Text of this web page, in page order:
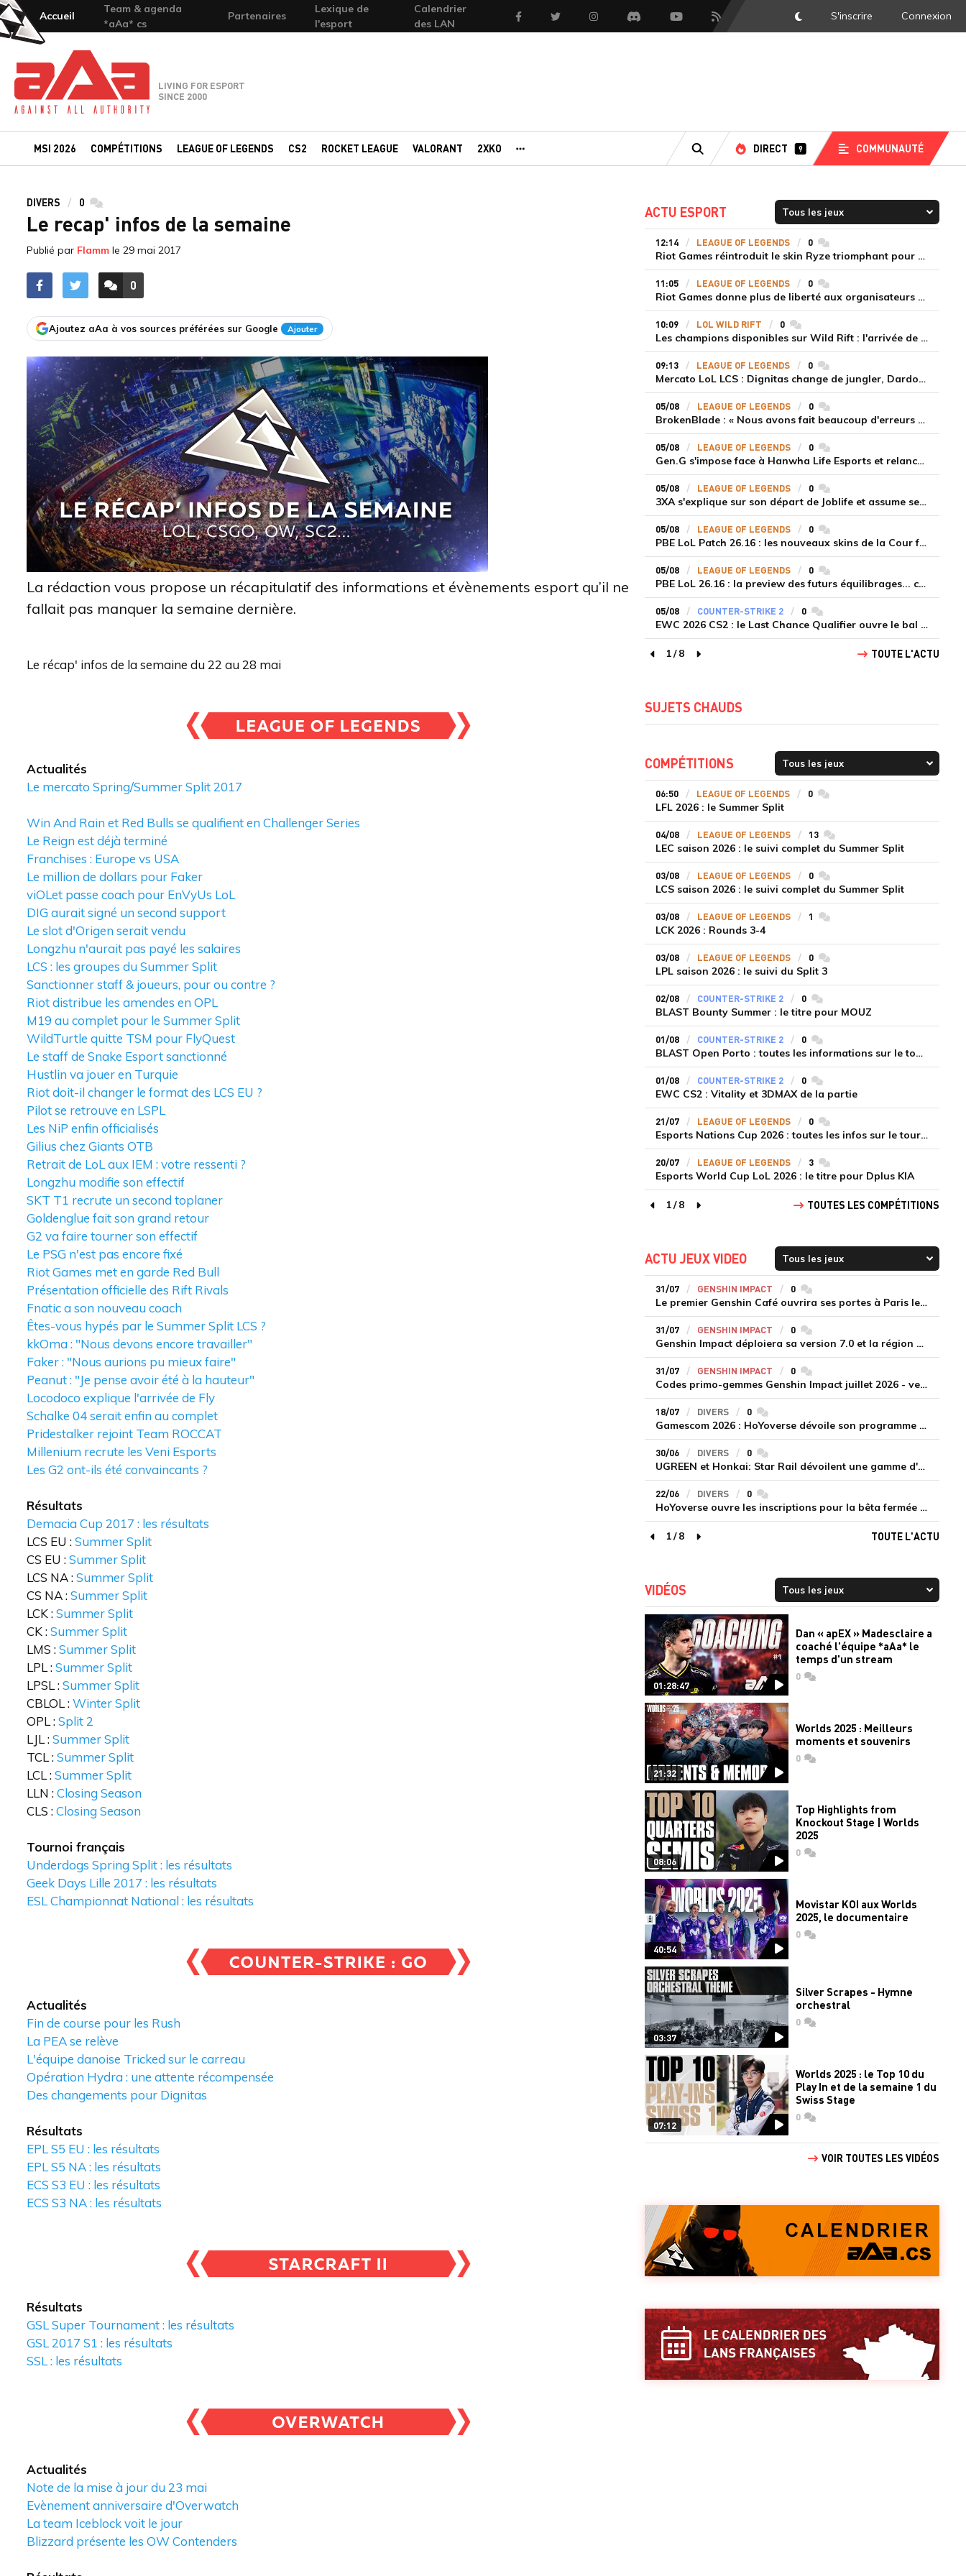
Accueil
Team & agenda
*aAa* cs
Partenaires
Lexique de
l'esport
Calendrier
des LAN
FacebookTwitter InstagramDiscord YoutubeFlux RSS DarkMode
S'inscrire Connexion
Team-aAa - against All authority
LIVING FOR ESPORT
SINCE 2000
MSI 2026 COMPÉTITIONS LEAGUE OF LEGENDS CS2 ROCKET LEAGUE VALORANT 2XKO
RECHERCHE
DIRECT 9 COMMUNAUTÉ
DIVERS 0 commentaires
Le recap' infos de la semaine
Publié par Flamm le 29 mai 2017
ACCÉDER AUX
0
COMMENTAIRES
Ajoutez aAa à vos sources préférées sur Google Ajouter
La rédaction vous propose un récapitulatif des informations et évènements esport qu’il ne
fallait pas manquer la semaine dernière.
Le récap' infos de la semaine du 22 au 28 mai
Actualités
Le mercato Spring/Summer Split 2017
Win And Rain et Red Bulls se qualifient en Challenger Series
Le Reign est déjà terminé
Franchises : Europe vs USA
Le million de dollars pour Faker
viOLet passe coach pour EnVyUs LoL
DIG aurait signé un second support
Le slot d'Origen serait vendu
Longzhu n'aurait pas payé les salaires
LCS : les groupes du Summer Split
Sanctionner staff & joueurs, pour ou contre ?
Riot distribue les amendes en OPL
M19 au complet pour le Summer Split
WildTurtle quitte TSM pour FlyQuest
Le staff de Snake Esport sanctionné
Hustlin va jouer en Turquie
Riot doit-il changer le format des LCS EU ?
Pilot se retrouve en LSPL
Les NiP enfin officialisés
Gilius chez Giants OTB
Retrait de LoL aux IEM : votre ressenti ?
Longzhu modifie son effectif
SKT T1 recrute un second toplaner
Goldenglue fait son grand retour
G2 va faire tourner son effectif
Le PSG n'est pas encore fixé
Riot Games met en garde Red Bull
Présentation officielle des Rift Rivals
Fnatic a son nouveau coach
Êtes-vous hypés par le Summer Split LCS ?
kkOma : "Nous devons encore travailler"
Faker : "Nous aurions pu mieux faire"
Peanut : "Je pense avoir été à la hauteur"
Locodoco explique l'arrivée de Fly
Schalke 04 serait enfin au complet
Pridestalker rejoint Team ROCCAT
Millenium recrute les Veni Esports
Les G2 ont-ils été convaincants ?
Résultats
Demacia Cup 2017 : les résultats
LCS EU :Summer Split
CS EU :Summer Split
LCS NA :Summer Split
CS NA :Summer Split
LCK :Summer Split
CK :Summer Split
LMS :Summer Split
LPL :Summer Split
LPSL :Summer Split
CBLOL :Winter Split
OPL :Split 2
LJL :Summer Split
TCL :Summer Split
LCL :Summer Split
LLN :Closing Season
CLS :Closing Season
Tournoi français
Underdogs Spring Split : les résultats
Geek Days Lille 2017 : les résultats
ESL Championnat National : les résultats
Actualités
Fin de course pour les Rush
La PEA se relève
L'équipe danoise Tricked sur le carreau
Opération Hydra : une attente récompensée
Des changements pour Dignitas
Résultats
EPL S5 EU : les résultats
EPL S5 NA : les résultats
ECS S3 EU : les résultats
ECS S3 NA : les résultats
Résultats
GSL Super Tournament : les résultats
GSL 2017 S1 : les résultats
SSL : les résultats
Actualités
Note de la mise à jour du 23 mai
Evènement anniversaire d'Overwatch
La team Iceblock voit le jour
Blizzard présente les OW Contenders
ACTU ESPORT
12:14 LEAGUE OF LEGENDS 0commentaires
Riot Games réintroduit le skin Ryze triomphant pour récompenser la scène amateur
11:05 LEAGUE OF LEGENDS 0commentaires
Riot Games donne plus de liberté aux organisateurs de tournois locaux sur League of Legends
10:09 LOL WILD RIFT 0commentaires
Les champions disponibles sur Wild Rift : l'arrivée de Cho'Gath
09:13 LEAGUE OF LEGENDS 0commentaires
Mercato LoL LCS : Dignitas change de jungler, Dardoch fait son retour en LCS, eXyu annonce sa retraite
05/08 LEAGUE OF LEGENDS 0commentaires
BrokenBlade : « Nous avons fait beaucoup d'erreurs bêtes, mais une victoire reste une victoire et c'est une chose dont on peut se réjouir »
05/08 LEAGUE OF LEGENDS 0commentaires
Gen.G s'impose face à Hanwha Life Esports et relance sa dynamique en LCK
05/08 LEAGUE OF LEGENDS 0commentaires
3XA s'explique sur son départ de Joblife et assume ses torts
05/08 LEAGUE OF LEGENDS 0commentaires
PBE LoL Patch 26.16 : les nouveaux skins de la Cour féérique
05/08 LEAGUE OF LEGENDS 0commentaires
PBE LoL 26.16 : la preview des futurs équilibrages... coup d'arrêt pour les supports roamers
05/08 COUNTER-STRIKE 2 0commentaires
EWC 2026 CS2 : le Last Chance Qualifier ouvre le bal à Paris du 7 au 9 août
page précédente
1/8
page suivante
TOUTE L'ACTU
SUJETS CHAUDS
COMPÉTITIONS
06:50 LEAGUE OF LEGENDS 0commentaires
LFL 2026 : le Summer Split
04/08 LEAGUE OF LEGENDS 13commentaires
LEC saison 2026 : le suivi complet du Summer Split
03/08 LEAGUE OF LEGENDS 0commentaires
LCS saison 2026 : le suivi complet du Summer Split
03/08 LEAGUE OF LEGENDS 1 commentaires
LCK 2026 : Rounds 3-4
03/08 LEAGUE OF LEGENDS 0commentaires
LPL saison 2026 : le suivi du Split 3
02/08 COUNTER-STRIKE 2 0commentaires
BLAST Bounty Summer : le titre pour MOUZ
01/08 COUNTER-STRIKE 2 0commentaires
BLAST Open Porto : toutes les informations sur le tournoi
01/08 COUNTER-STRIKE 2 0commentaires
EWC CS2 : Vitality et 3DMAX de la partie
21/07 LEAGUE OF LEGENDS 0commentaires
Esports Nations Cup 2026 : toutes les infos sur le tournoi
20/07 LEAGUE OF LEGENDS 3commentaires
Esports World Cup LoL 2026 : le titre pour Dplus KIA
page précédente
1/8
page suivante
TOUTES LES COMPÉTITIONS
ACTU JEUX VIDEO
31/07 GENSHIN IMPACT 0commentaires
Le premier Genshin Café ouvrira ses portes à Paris le 14 août
31/07 GENSHIN IMPACT 0commentaires
Genshin Impact déploiera sa version 7.0 et la région de Snezhnaya le 12 août
31/07 GENSHIN IMPACT 0commentaires
Codes primo-gemmes Genshin Impact juillet 2026 - version 7.0
18/07 DIVERS 0commentaires
Gamescom 2026 : HoYoverse dévoile son programme et présente deux nouveaux jeux inédits
30/06 DIVERS 0commentaires
UGREEN et Honkai: Star Rail dévoilent une gamme d'accessoires de recharge en édition limitée
22/06 DIVERS 0commentaires
HoYoverse ouvre les inscriptions pour la bêta fermée de Honkai : Nexus Anima
page précédente
1/8
page suivante
TOUTE L'ACTU
VIDÉOS
01:28:47
Dan « apEX » Madesclaire a
coaché l'équipe *aAa* le
temps d'un stream
0commentaires
21:32
Worlds 2025 : Meilleurs
moments et souvenirs
0commentaires
08:06
Top Highlights from
Knockout Stage | Worlds
2025
0commentaires
40:54
Movistar KOI aux Worlds
2025, le documentaire
0commentaires
03:37
Silver Scrapes - Hymne
orchestral
0commentaires
07:12
Worlds 2025 : le Top 10 du
Play In et de la semaine 1 du
Swiss Stage
0commentaires
VOIR TOUTES LES VIDÉOS